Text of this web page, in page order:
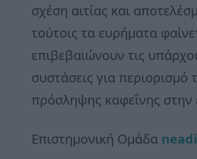
σχέση αιτίας και
τούτοις τα ευρήματα
επιβεβαιώνουν τις
συστάσεις για περιορισμό
πρόσληψης καφεΐνης στην
Επιστημονική Ομάδα